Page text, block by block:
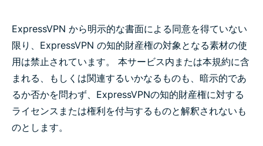
ExpressVPN から明示的な書面による同意を得ていない
限り、ExpressVPN の知的財産権の対象となる素材の使
用は禁止されています。 本サービス内または本規約に含
まれる、もしくは関連するいかなるものも、暗示的であ
るか否かを問わず、ExpressVPNの知的財産権に対する
ライセンスまたは権利を付与するものと解釈されないも
のとします。